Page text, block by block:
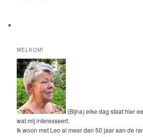
WELKOM!
(Bijna) elke dag staat hier
wat mij interesseert.
Ik woon met Leo al meer dan 50 jaar aan de